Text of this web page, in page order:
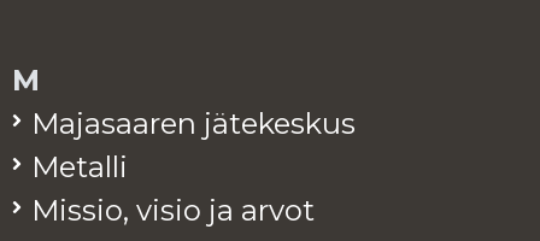
M
Ma­ja­saa­ren jä­te­kes­kus
Me­tal­li
Mis­sio, visio ja arvot